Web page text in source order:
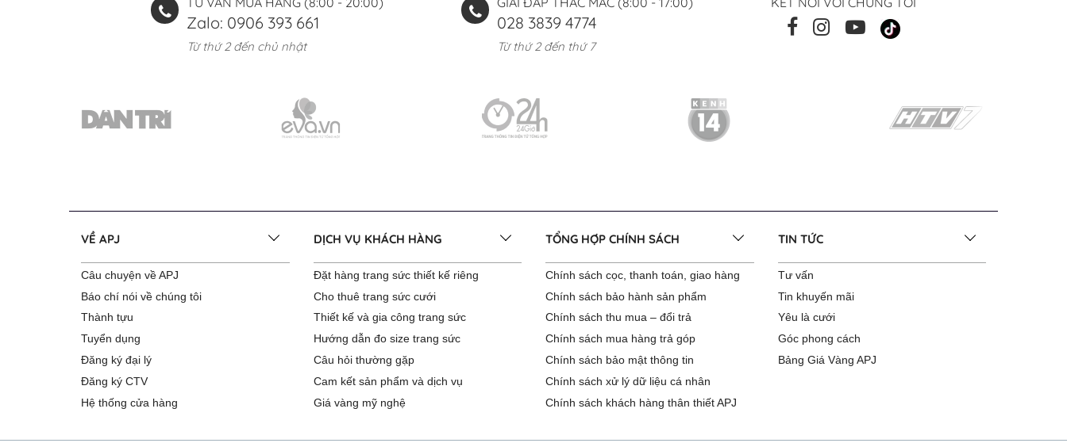
Zalo: 0906 393 661
Từ thứ 2 đến chủ nhật
028 3839 4774
Từ thứ 2 đến thứ 7
VỀ APJ
Câu chuyện về APJ
Báo chí nói về chúng tôi
Thành tựu
Tuyển dụng
Đăng ký đại lý
Đăng ký CTV
Hệ thống cửa hàng
DỊCH VỤ KHÁCH HÀNG
Đặt hàng trang sức thiết kế riêng
Cho thuê trang sức cưới
Thiết kế và gia công trang sức
Hướng dẫn đo size trang sức
Câu hỏi thường gặp
Cam kết sản phẩm và dịch vụ
Giá vàng mỹ nghệ
TỔNG HỢP CHÍNH SÁCH
Chính sách cọc, thanh toán, giao hàng
Chính sách bảo hành sản phẩm
Chính sách thu mua – đổi trả
Chính sách mua hàng trả góp
Chính sách bảo mật thông tin
Chính sách xử lý dữ liệu cá nhân
Chính sách khách hàng thân thiết APJ
TIN TỨC
Tư vấn
Tin khuyến mãi
Yêu là cưới
Góc phong cách
Bảng Giá Vàng APJ